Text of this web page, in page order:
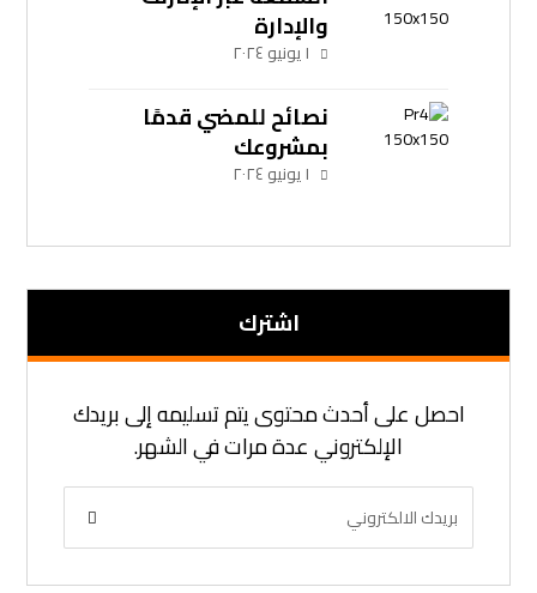
والإدارة
١ يونيو ٢٠٢٤
نصائح للمضي قدمًا
بمشروعك
١ يونيو ٢٠٢٤
اشترك
احصل على أحدث محتوى يتم تسليمه إلى بريدك
الإلكتروني عدة مرات في الشهر.